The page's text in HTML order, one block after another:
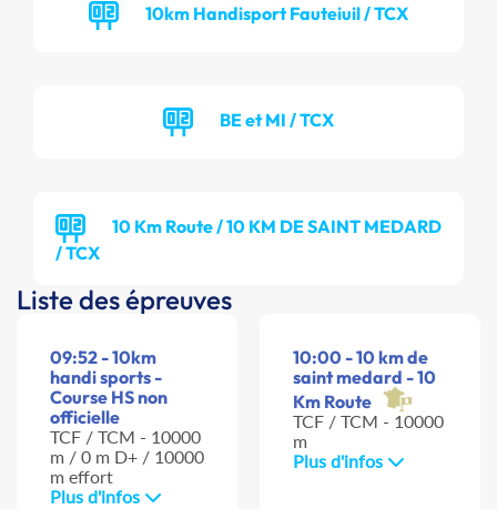
10km Handisport Fauteiuil / TCX
BE et MI / TCX
10 Km Route / 10 KM DE SAINT MEDARD
/ TCX
Liste des épreuves
09:52 - 10km
handi sports -
Course HS non
officielle
TCF / TCM - 10000
m / 0 m D+ / 10000
m effort
Plus d'infos
10:00 - 10 km de
saint medard - 10
Km Route
TCF / TCM - 10000
m
Plus d'infos